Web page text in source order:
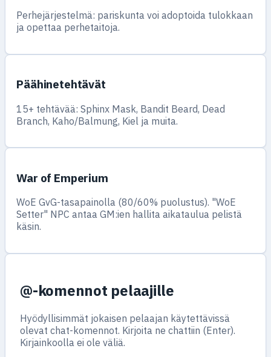
Perhejärjestelmä: pariskunta voi adoptoida tulokkaan
ja opettaa perhetaitoja.
Päähinetehtävät
15+ tehtävää: Sphinx Mask, Bandit Beard, Dead
Branch, Kaho/Balmung, Kiel ja muita.
War of Emperium
WoE GvG-tasapainolla (80/60% puolustus). "WoE
Setter" NPC antaa GM:ien hallita aikataulua pelistä
käsin.
@-komennot pelaajille
Hyödyllisimmät jokaisen pelaajan käytettävissä
olevat chat-komennot. Kirjoita ne chattiin (Enter).
Kirjainkoolla ei ole väliä.